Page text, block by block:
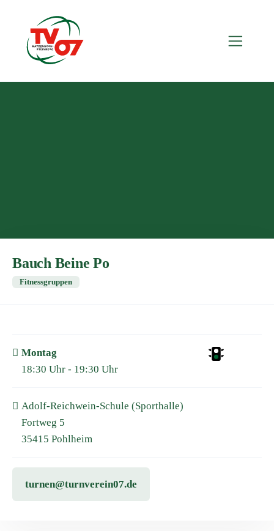
Bauch Beine Po
Fitnessgruppen
Montag
18:30 Uhr - 19:30 Uhr
Adolf-Reichwein-Schule (Sporthalle)
Fortweg 5
35415 Pohlheim
turnen@turnverein07.de